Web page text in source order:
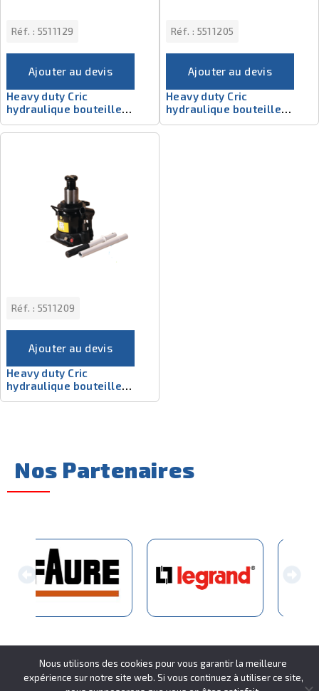
Réf. : 5511129
Ajouter au devis
Heavy duty Cric
hydraulique bouteille
5511129
Réf. : 5511205
Ajouter au devis
Heavy duty Cric
hydraulique bouteille
5511205
Réf. : 5511209
Ajouter au devis
Heavy duty Cric
hydraulique bouteille
5511209
Nos Partenaires
Nous utilisons des cookies pour vous garantir la meilleure
expérience sur notre site web. Si vous continuez à utiliser ce site,